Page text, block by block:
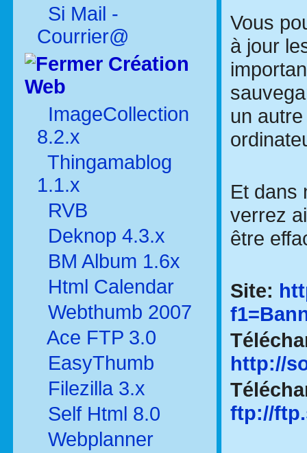
Si Mail -
Courrier@
Création
Web
ImageCollection
8.2.x
Thingamablog
1.1.x
RVB
Deknop 4.3.x
BM Album 1.6x
Html Calendar
Webthumb 2007
Ace FTP 3.0
EasyThumb
Filezilla 3.x
Self Html 8.0
Webplanner
Vous
à jour
un
Et dans
verrez
être
Site:
http://
ftp://